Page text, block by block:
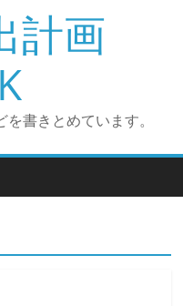
計画
書きとめています。